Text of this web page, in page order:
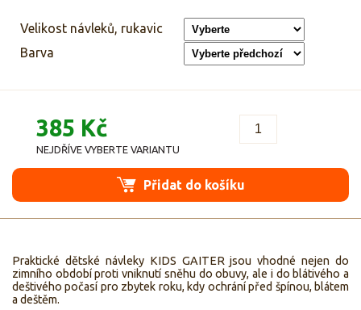
Velikost návleků, rukavic
Barva
385 Kč
NEJDŘÍVE VYBERTE VARIANTU
Přidat do košíku
Praktické dětské návleky KIDS GAITER jsou vhodné nejen do
zimního období proti vniknutí sněhu do obuvy, ale i do blátivého a
deštivého počasí pro zbytek roku, kdy ochrání před špínou, blátem
a deštěm.